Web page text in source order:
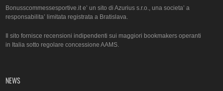
Bonusscommessesportive.it e’ un sito di Azurius s.r.o., una societa’ a
responsabilita’ limitata registrata a Bratislava.
Il sito fornisce recensioni indipendenti sui maggiori bookmakers operanti
in Italia sotto regolare concessione AAMS.
NEWS